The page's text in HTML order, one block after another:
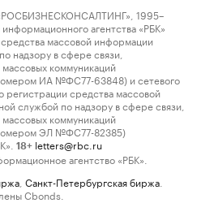
1995–
агентства «РБК»
массовой информации
надзору в сфере связи,
коммуникаций
ИА №ФС77-63848) и сетевого
регистрации средства массовой
службой по надзору в сфере связи,
коммуникаций
ЭЛ №ФС77-82385)
18+ letters@rbc.ru
агентство «РБК».
Санкт-Петербургская биржа
Cbonds.